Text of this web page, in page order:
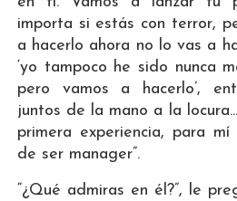
importa si estás con terror,
a hacerlo ahora no lo vas a
‘yo tampoco he sido nunca
pero vamos a hacerlo’,
juntos de la mano a la
primera experiencia, para
de ser manager”.
“¿Qué admiras en él?”, le